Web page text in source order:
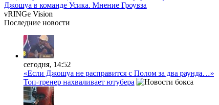
Джошуа в команде Усика. Мнение Гроувза
vRINGe Vision
Последние новости
сегодня, 14:52
«Если Джошуа не расправится с Полом за два раунда…»
Топ-тренер нахваливает ютубера